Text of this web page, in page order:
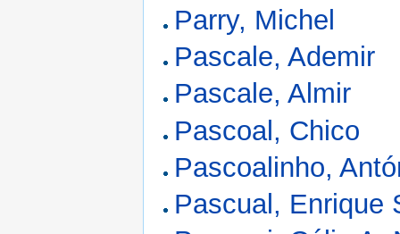
Parry, Michel
Pascale, Ademir
Pascale, Almir
Pascoal, Chico
Pascoalinho,
Pascual, Enrique